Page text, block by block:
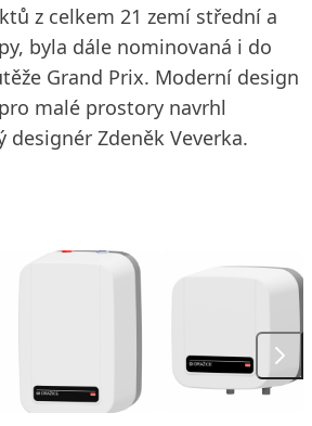
z celkem 21 zemí střední a
byla dále nominovaná i do
Grand Prix. Moderní design
malé prostory navrhl
designér Zdeněk Veverka.